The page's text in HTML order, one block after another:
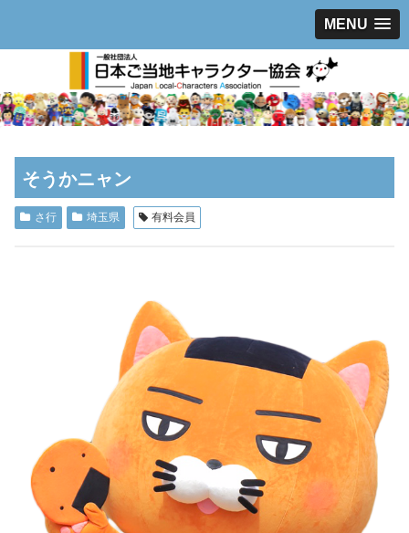
MENU
そうかニャン
さ行 埼玉県 有料会員